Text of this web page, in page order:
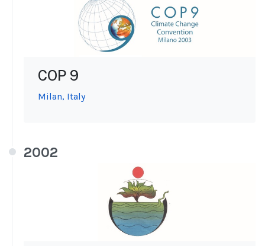
COP 9
Milan, Italy
2002